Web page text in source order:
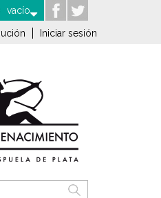
vacío
Iniciar sesión